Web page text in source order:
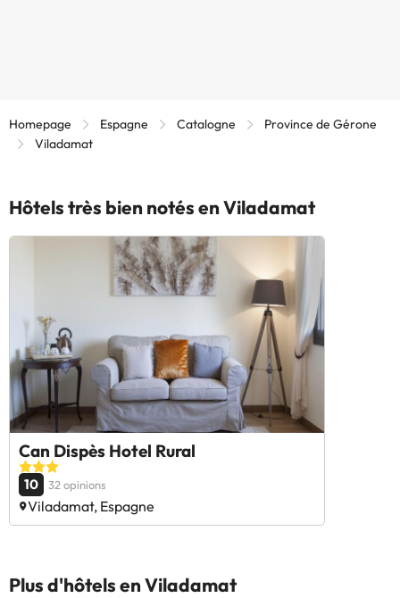
Homepage Espagne Catalogne
Province de Gérone
Viladamat
Hôtels très bien notés en Viladamat
Can Dispès Hotel Rural
10 32 opinions
Viladamat, Espagne
Plus d'hôtels en Viladamat